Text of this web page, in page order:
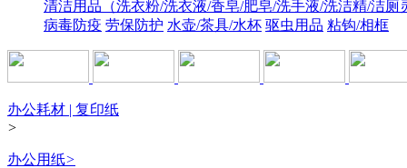
清洁用品（洗衣粉/洗衣液/香皂/肥皂/洗手液/洗洁精/洁厕
病毒防疫 劳保防护 水壶/茶具/水杯 驱虫用品 粘钩/相框
办公耗材 | 复印纸
>
办公用纸>